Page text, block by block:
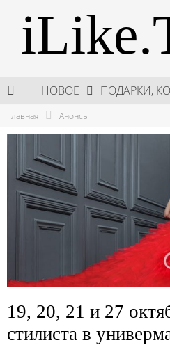
НОВОЕ
Главная Анонсы
19, 20, 21 и 27
стилиста в